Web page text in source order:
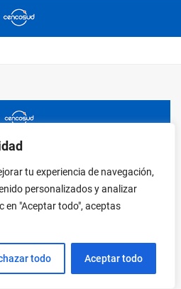
tu experiencia de navegación,
personalizados y analizar
en "Aceptar todo", aceptas
todo Aceptar todo